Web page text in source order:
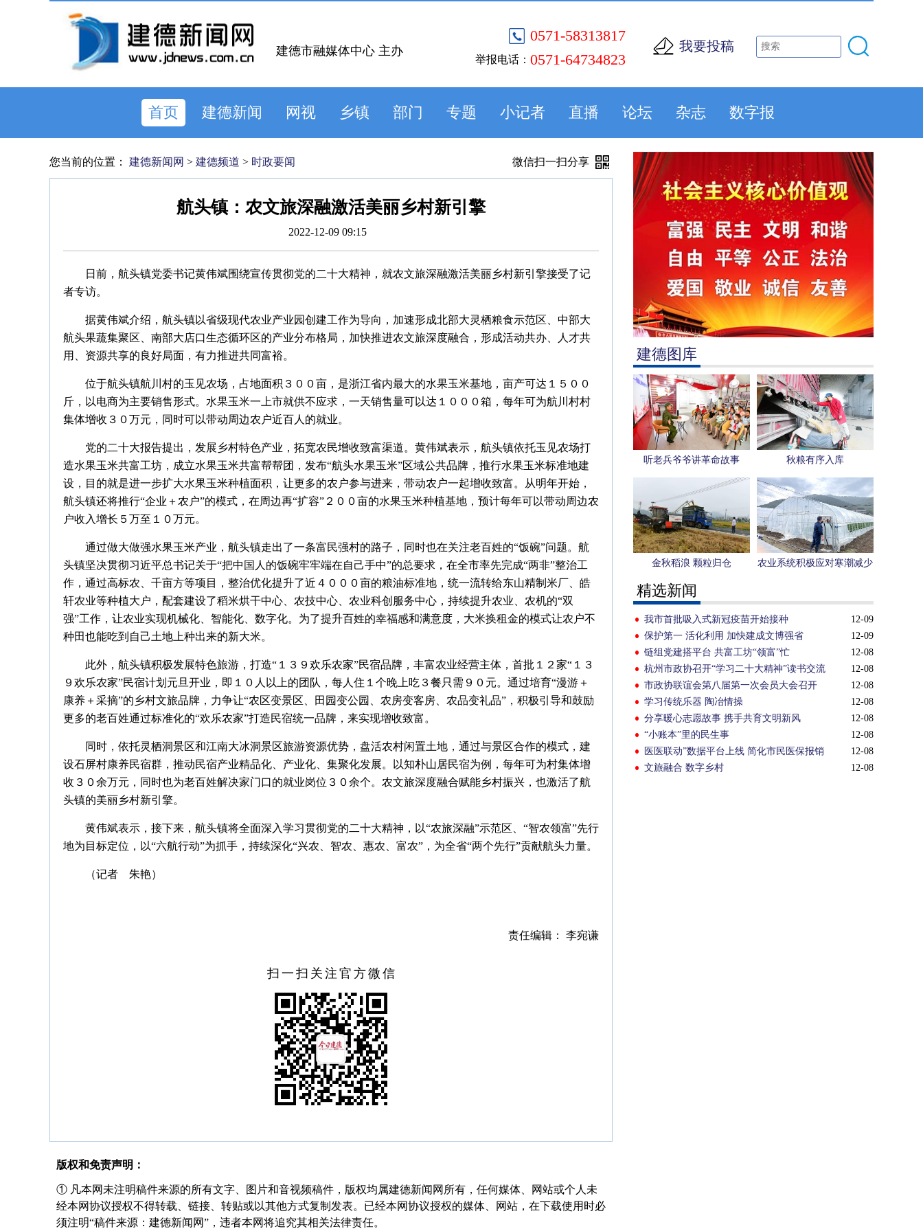
0571-58313817
举报电话： 0571-64734823
我要投稿
建德市融媒体中心 主办
首页 建德新闻 网视 乡镇 部门 专题 小记者 直播 论坛 杂志 数字报
建德图库
听老兵爷爷讲革命故事 秋粮有序入库
金秋稻浪 颗粒归仓
农业系统积极应对寒潮减少
精选新闻
12-09
我市首批吸入式新冠疫苗开始接种
12-09
保护第一 活化利用 加快建成文博强省
12-08
链组党建搭平台 共富工坊“领富”忙
12-08
杭州市政协召开“学习二十大精神”读书交流
会
12-08
市政协联谊会第八届第一次会员大会召开
12-08
学习传统乐器 陶冶情操
12-08
分享暖心志愿故事 携手共育文明新风
12-08
“小账本”里的民生事
12-08
医医联动”数据平台上线 简化市民医保报销
流程
12-08
文旅融合 数字乡村
您当前的位置： 建德新闻网 > 建德频道 > 时政要闻 微信扫一扫分享
航头镇：农文旅深融激活美丽乡村新引擎
2022-12-09 09:15
日前，航头镇党委书记黄伟斌围绕宣传贯彻党的二十大精神，就农文旅深融激活美丽乡村新引擎接受了记
者专访。
据黄伟斌介绍，航头镇以省级现代农业产业园创建工作为导向，加速形成北部大灵栖粮食示范区、中部大
航头果蔬集聚区、南部大店口生态循环区的产业分布格局，加快推进农文旅深度融合，形成活动共办、人才共
用、资源共享的良好局面，有力推进共同富裕。
位于航头镇航川村的玉见农场，占地面积３００亩，是浙江省内最大的水果玉米基地，亩产可达１５００
斤，以电商为主要销售形式。水果玉米一上市就供不应求，一天销售量可以达１０００箱，每年可为航川村村
集体增收３０万元，同时可以带动周边农户近百人的就业。
党的二十大报告提出，发展乡村特色产业，拓宽农民增收致富渠道。黄伟斌表示，航头镇依托玉见农场打
造水果玉米共富工坊，成立水果玉米共富帮帮团，发布“航头水果玉米”区域公共品牌，推行水果玉米标准地建
设，目的就是进一步扩大水果玉米种植面积，让更多的农户参与进来，带动农户一起增收致富。从明年开始，
航头镇还将推行“企业＋农户”的模式，在周边再“扩容”２００亩的水果玉米种植基地，预计每年可以带动周边农
户收入增长５万至１０万元。
通过做大做强水果玉米产业，航头镇走出了一条富民强村的路子，同时也在关注老百姓的“饭碗”问题。航
头镇坚决贯彻习近平总书记关于“把中国人的饭碗牢牢端在自己手中”的总要求，在全市率先完成“两非”整治工
作，通过高标农、千亩方等项目，整治优化提升了近４０００亩的粮油标准地，统一流转给东山精制米厂、皓
轩农业等种植大户，配套建设了稻米烘干中心、农技中心、农业科创服务中心，持续提升农业、农机的“双
强”工作，让农业实现机械化、智能化、数字化。为了提升百姓的幸福感和满意度，大米换租金的模式让农户不
种田也能吃到自己土地上种出来的新大米。
此外，航头镇积极发展特色旅游，打造“１３９欢乐农家”民宿品牌，丰富农业经营主体，首批１２家“１３
９欢乐农家”民宿计划元旦开业，即１０人以上的团队，每人住１个晚上吃３餐只需９０元。通过培育“漫游＋
康养＋采摘”的乡村文旅品牌，力争让“农区变景区、田园变公园、农房变客房、农品变礼品”，积极引导和鼓励
更多的老百姓通过标准化的“欢乐农家”打造民宿统一品牌，来实现增收致富。
同时，依托灵栖洞景区和江南大冰洞景区旅游资源优势，盘活农村闲置土地，通过与景区合作的模式，建
设石屏村康养民宿群，推动民宿产业精品化、产业化、集聚化发展。以知朴山居民宿为例，每年可为村集体增
收３０余万元，同时也为老百姓解决家门口的就业岗位３０余个。农文旅深度融合赋能乡村振兴，也激活了航
头镇的美丽乡村新引擎。
黄伟斌表示，接下来，航头镇将全面深入学习贯彻党的二十大精神，以“农旅深融”示范区、“智农领富”先行
地为目标定位，以“六航行动”为抓手，持续深化“兴农、智农、惠农、富农”，为全省“两个先行”贡献航头力量。
（记者 朱艳）
责任编辑： 李宛谦
扫一扫关注官方微信
版权和免责声明：
① 凡本网未注明稿件来源的所有文字、图片和音视频稿件，版权均属建德新闻网所有，任何媒体、网站或个人未
经本网协议授权不得转载、链接、转贴或以其他方式复制发表。已经本网协议授权的媒体、网站，在下载使用时必
须注明“稿件来源：建德新闻网”，违者本网将追究其相关法律责任。